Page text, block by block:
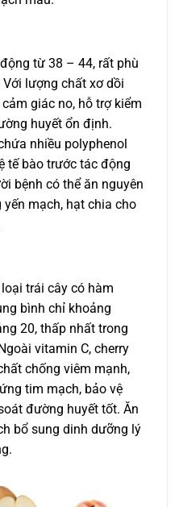
từ 38 – 44, rất phù
lượng chất xơ dồi
giác no, hỗ trợ kiểm
huyết ổn định.
nhiều polyphenol
tế bào trước tác động
bệnh có thể ăn nguyên
mạch, hạt chia cho
trái cây có hàm
bình chỉ khoảng
20, thấp nhất trong
vitamin C, cherry
chống viêm mạnh,
tim mạch, bảo vệ
đường huyết tốt. Ăn
bổ sung dinh dưỡng lý